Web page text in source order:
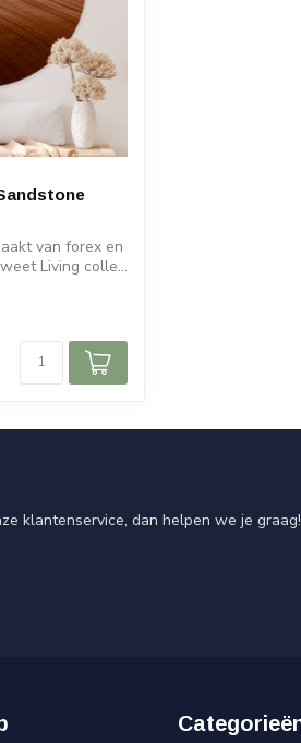
van forex en
Living colle...
klantenservice, dan helpen we je graag!